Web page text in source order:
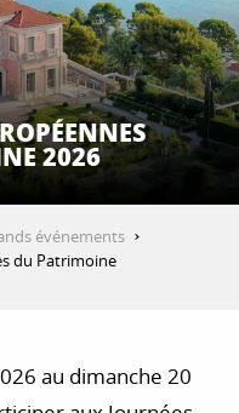
2026
événements
du Patrimoine
au dimanche 20